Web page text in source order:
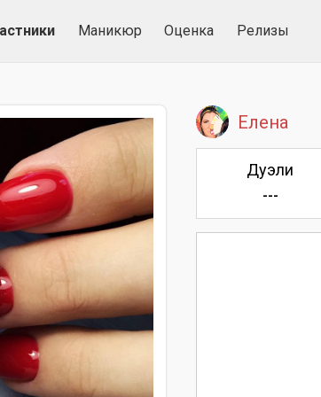
Маникюр Оценка Релизы
Елена
Дуэли
---